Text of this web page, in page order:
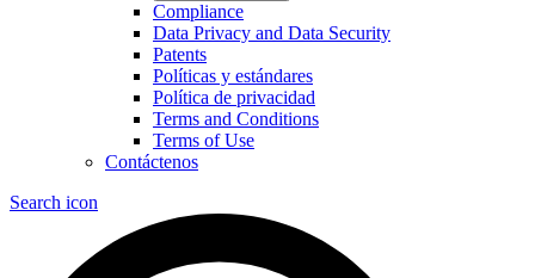
Compliance
Data Privacy and Data Security
Patents
Políticas y estándares
Política de privacidad
Terms and Conditions
Terms of Use
Contáctenos
Search icon